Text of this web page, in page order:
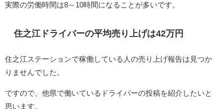
実際の労働時間は8～10時間になることが多いです。
住之江ドライバーの平均売り上げは42万円
住之江ステーションで稼働している人の売り上げ報告は見つか
りませんでした。
ですので、他県で働いているドライバーの投稿を紹介したいと
思います。